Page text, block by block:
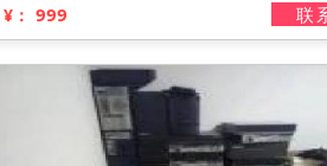
¥： 999 联